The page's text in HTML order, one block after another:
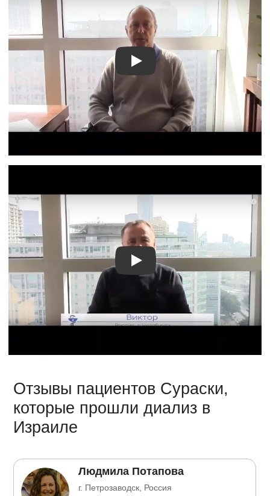
Видео о лечении
Видео о лечении
Отзывы пациентов Сураски,
которые прошли диализ в
Израиле
Людмила Потапова
г. Петрозаводск, Россия